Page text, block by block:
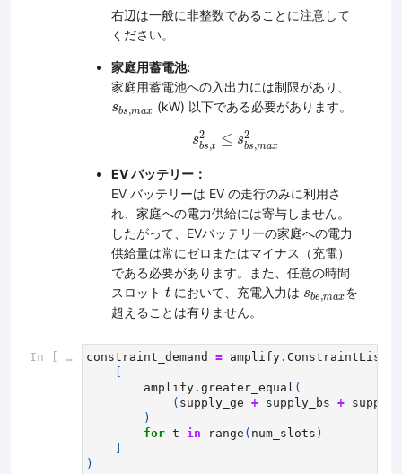
右辺は一般に非整数であることに注意して
ください。
家庭用蓄電池:
家庭用蓄電池への入出力には制限があり、
sbs,max
sbs,m ax
(kW) 以下である必要があります。
s2
bs,t ≤ s2
bs,max
sb t2 ≤s
EV バッテリー：
EV バッテリーは EV の走行のみに利用さ
れ、家庭への電力供給には寄与しません。
したがって、EVバッテリーの家庭への電力
供給量は常にゼロまたはマイナス（充電）
である必要があります。また、任意の時間
スロット t
t において、充電入力は sbe,max
sb ma
を
超えることは有りません。
In [ ]: constraint_demand = amplify. ConstraintList
amplify. greater_equal (
( supply_ge + supply_bs +
)
for t in range ( num_slots )
)